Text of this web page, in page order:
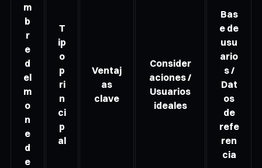
m
b
r
e
d
el
m
o
n
e
d
e
T
ip
o
p
ri
n
ci
p
al
Ventaj
as
clave
Consider
aciones /
Usuarios
ideales
Bas
e de
usu
ario
s /
Dat
os
de
refe
ren
cia